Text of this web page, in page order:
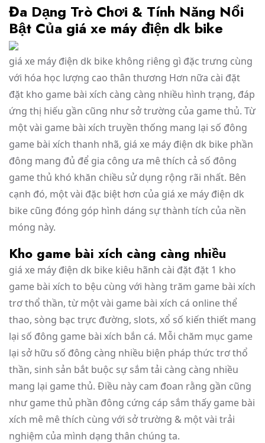
Đa Dạng Trò Chơi & Tính Năng Nổi
Bật Của giá xe máy điện dk bike
giá xe máy điện dk bike không riêng gì đặc trưng cùng
với hóa học lượng cao thân thương Hơn nữa cài đặt
đặt kho game bài xích càng càng nhiều hình trạng, đáp
ứng thị hiếu gần cũng như sở trường của game thủ. Từ
một vài game bài xích truyền thống mang lại số đông
game bài xích thanh nhã, giá xe máy điện dk bike phần
đông mang đủ để gia công ưa mê thích cả số đông
game thủ khó khăn chiều sử dụng rộng rãi nhất. Bên
cạnh đó, một vài đặc biệt hơn của giá xe máy điện dk
bike cũng đóng góp hình dáng sự thành tích của nền
móng này.
Kho game bài xích càng càng nhiều
giá xe máy điện dk bike kiêu hãnh cài đặt đặt 1 kho
game bài xích to bệu cùng với hàng trăm game bài xích
trơ thổ thần, từ một vài game bài xích cá online thể
thao, sòng bạc trực đường, slots, xổ số kiến thiết mang
lại số đông game bài xích bắn cá. Mỗi chăm mục game
lại sở hữu số đông càng nhiều biện pháp thức trơ thổ
thần, sinh sản bắt buộc sự sắm tải càng càng nhiều
mang lại game thủ. Điều này cam đoan rằng gần cũng
như game thủ phần đông cứng cáp sắm thấy game bài
xích mê mê thích cùng với sở trường & một vài trải
nghiệm của mình dạng thân chúng ta.